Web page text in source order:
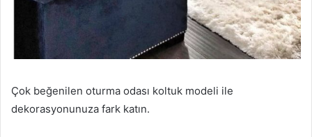
Çok beğenilen oturma odası koltuk modeli ile
dekorasyonunuza fark katın.